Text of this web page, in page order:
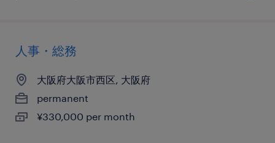
人事・総務
大阪府大阪市西区, 大阪府
permanent
¥330,000 per month